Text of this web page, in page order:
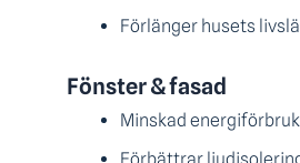
Förlänger husets
Fönster & fasad
Minskad